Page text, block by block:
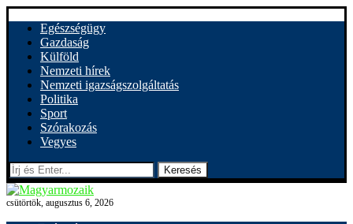
Egészségügy
Gazdaság
Külföld
Nemzeti hírek
Nemzeti igazságszolgáltatás
Politika
Sport
Szórakozás
Vegyes
Keresés
csütörtök, augusztus 6, 2026